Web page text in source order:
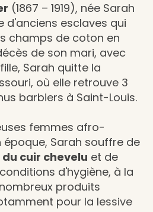
(1867 – 1919), née Sarah
d'anciens esclaves qui
champs de coton en
de son mari, avec
Sarah quitte la
où elle retrouve 3
barbiers à Saint-Louis.
femmes afro-
Sarah souffre de
cuir chevelu et de
d'hygiène, à la
produits
pour la lessive